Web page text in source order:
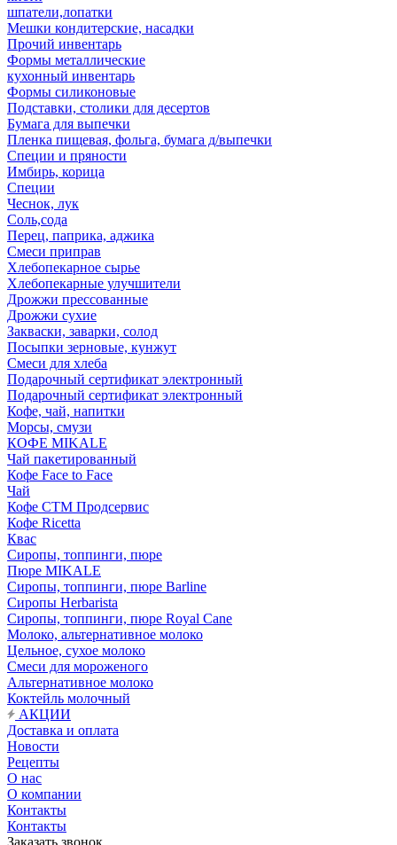
шпатели,лопатки
Мешки кондитерские, насадки
Прочий инвентарь
Формы металлические
кухонный инвентарь
Формы силиконовые
Подставки, столики для десертов
Бумага для выпечки
Пленка пищевая, фольга, бумага д/выпечки
Специи и пряности
Имбирь, корица
Специи
Чеснок, лук
Соль,сода
Перец, паприка, аджика
Смеси приправ
Хлебопекарное сырье
Хлебопекарные улучшители
Дрожжи прессованные
Дрожжи сухие
Закваски, заварки, солод
Посыпки зерновые, кунжут
Смеси для хлеба
Подарочный сертификат электронный
Подарочный сертификат электронный
Кофе, чай, напитки
Морсы, смузи
КОФЕ MIKALE
Чай пакетированный
Кофе Face to Face
Чай
Кофе СТМ Продсервис
Кофе Ricetta
Квас
Сиропы, топпинги, пюре
Пюре MIKALE
Сиропы, топпинги, пюре Barline
Сиропы Herbarista
Сиропы, топпинги, пюре Royal Cane
Молоко, альтернативное молоко
Цельное, сухое молоко
Смеси для мороженого
Альтернативное молоко
Коктейль молочный
АКЦИИ
Доставка и оплата
Новости
Рецепты
О нас
О компании
Контакты
Контакты
Заказать звонок